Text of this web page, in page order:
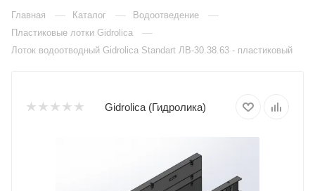
Главная — Каталог — Водоотведение —
Пластиковые лотки Gidrolica —
Лоток водоотводный Gidrolica Standart ЛВ-30.38.63 - пластиковый
Gidrolica (Гидролика)